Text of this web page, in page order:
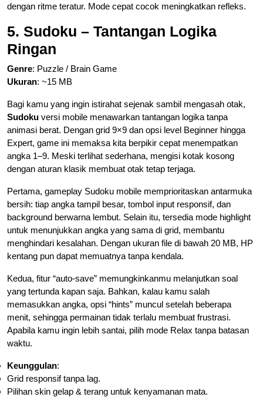
dengan ritme teratur. Mode cepat cocok meningkatkan refleks.
5. Sudoku – Tantangan Logika
Ringan
Genre: Puzzle / Brain Game
Ukuran: ~15 MB
Bagi kamu yang ingin istirahat sejenak sambil mengasah otak,
Sudoku versi mobile menawarkan tantangan logika tanpa
animasi berat. Dengan grid 9×9 dan opsi level Beginner hingga
Expert, game ini memaksa kita berpikir cepat menempatkan
angka 1–9. Meski terlihat sederhana, mengisi kotak kosong
dengan aturan klasik membuat otak tetap terjaga.
Pertama, gameplay Sudoku mobile memprioritaskan antarmuka
bersih: tiap angka tampil besar, tombol input responsif, dan
background berwarna lembut. Selain itu, tersedia mode highlight
untuk menunjukkan angka yang sama di grid, membantu
menghindari kesalahan. Dengan ukuran file di bawah 20 MB, HP
kentang pun dapat memuatnya tanpa kendala.
Kedua, fitur “auto‐save” memungkinkanmu melanjutkan soal
yang tertunda kapan saja. Bahkan, kalau kamu salah
memasukkan angka, opsi “hints” muncul setelah beberapa
menit, sehingga permainan tidak terlalu membuat frustrasi.
Apabila kamu ingin lebih santai, pilih mode Relax tanpa batasan
waktu.
Keunggulan:
Grid responsif tanpa lag.
Pilihan skin gelap & terang untuk kenyamanan mata.